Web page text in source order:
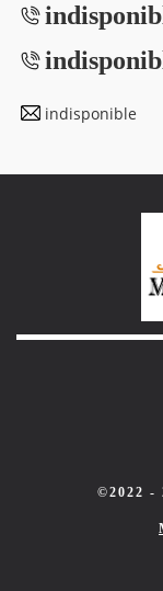
indisponible
©2022 -